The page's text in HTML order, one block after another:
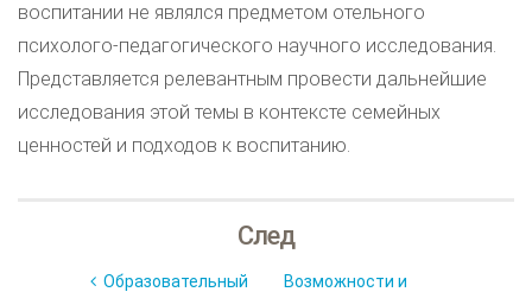
воспитании не являлся предметом отельного
психолого-педагогического научного исследования.
Представляется релевантным провести дальнейшие
исследования этой темы в контексте семейных
ценностей и подходов к воспитанию.
След
Образовательный
Возможности и